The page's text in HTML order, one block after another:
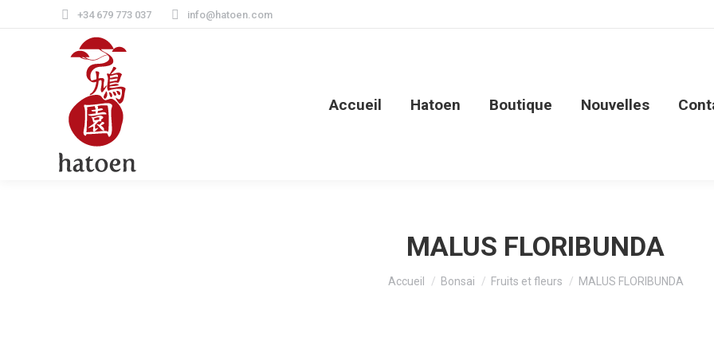
+34 679 773 037 info@hatoen.com
Accueil Hatoen Boutique Nouvelles
MALUS FLORIBUNDA
Accueil Bonsai Fruits et fleurs MALUS FLORIBUNDA